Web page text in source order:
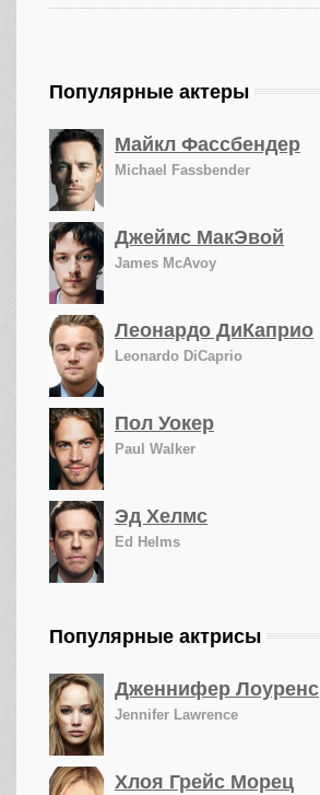
Популярные актеры
Майкл Фассбендер
Michael Fassbender
Джеймс МакЭвой
James McAvoy
Леонардо ДиКаприо
Leonardo DiCaprio
Пол Уокер
Paul Walker
Эд Хелмс
Ed Helms
Популярные актрисы
Дженнифер Лоуренс
Jennifer Lawrence
Хлоя Грейс Морец